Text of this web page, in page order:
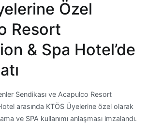
Özel
Resort
& Spa Hotel’de
Sendikası ve Acapulco Resort
arasında KTÖS Üyelerine özel olarak
ve SPA kullanımı anlaşması imzalandı.